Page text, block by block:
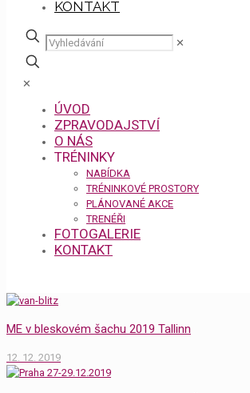
KONTAKT
✕
✕
ÚVOD
ZPRAVODAJSTVÍ
O NÁS
TRÉNINKY
NABÍDKA
TRÉNINKOVÉ PROSTORY
PLÁNOVANÉ AKCE
TRENÉŘI
FOTOGALERIE
KONTAKT
ME v bleskovém šachu 2019 Tallinn
12. 12. 2019